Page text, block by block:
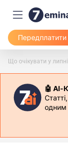
Передплатити
Що очікувати у
🤖 АІ-
одним